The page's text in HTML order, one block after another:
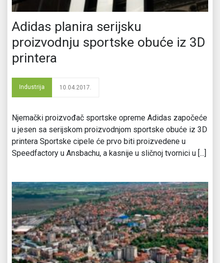
Adidas planira serijsku
proizvodnju sportske obuće iz 3D
printera
Industrija 10.04.2017.
Njemački proizvođač sportske opreme Adidas započeće
u jesen sa serijskom proizvodnjom sportske obuće iz 3D
printera Sportske cipele će prvo biti proizvedene u
Speedfactory u Ansbachu, a kasnije u sličnoj tvornici u [...]